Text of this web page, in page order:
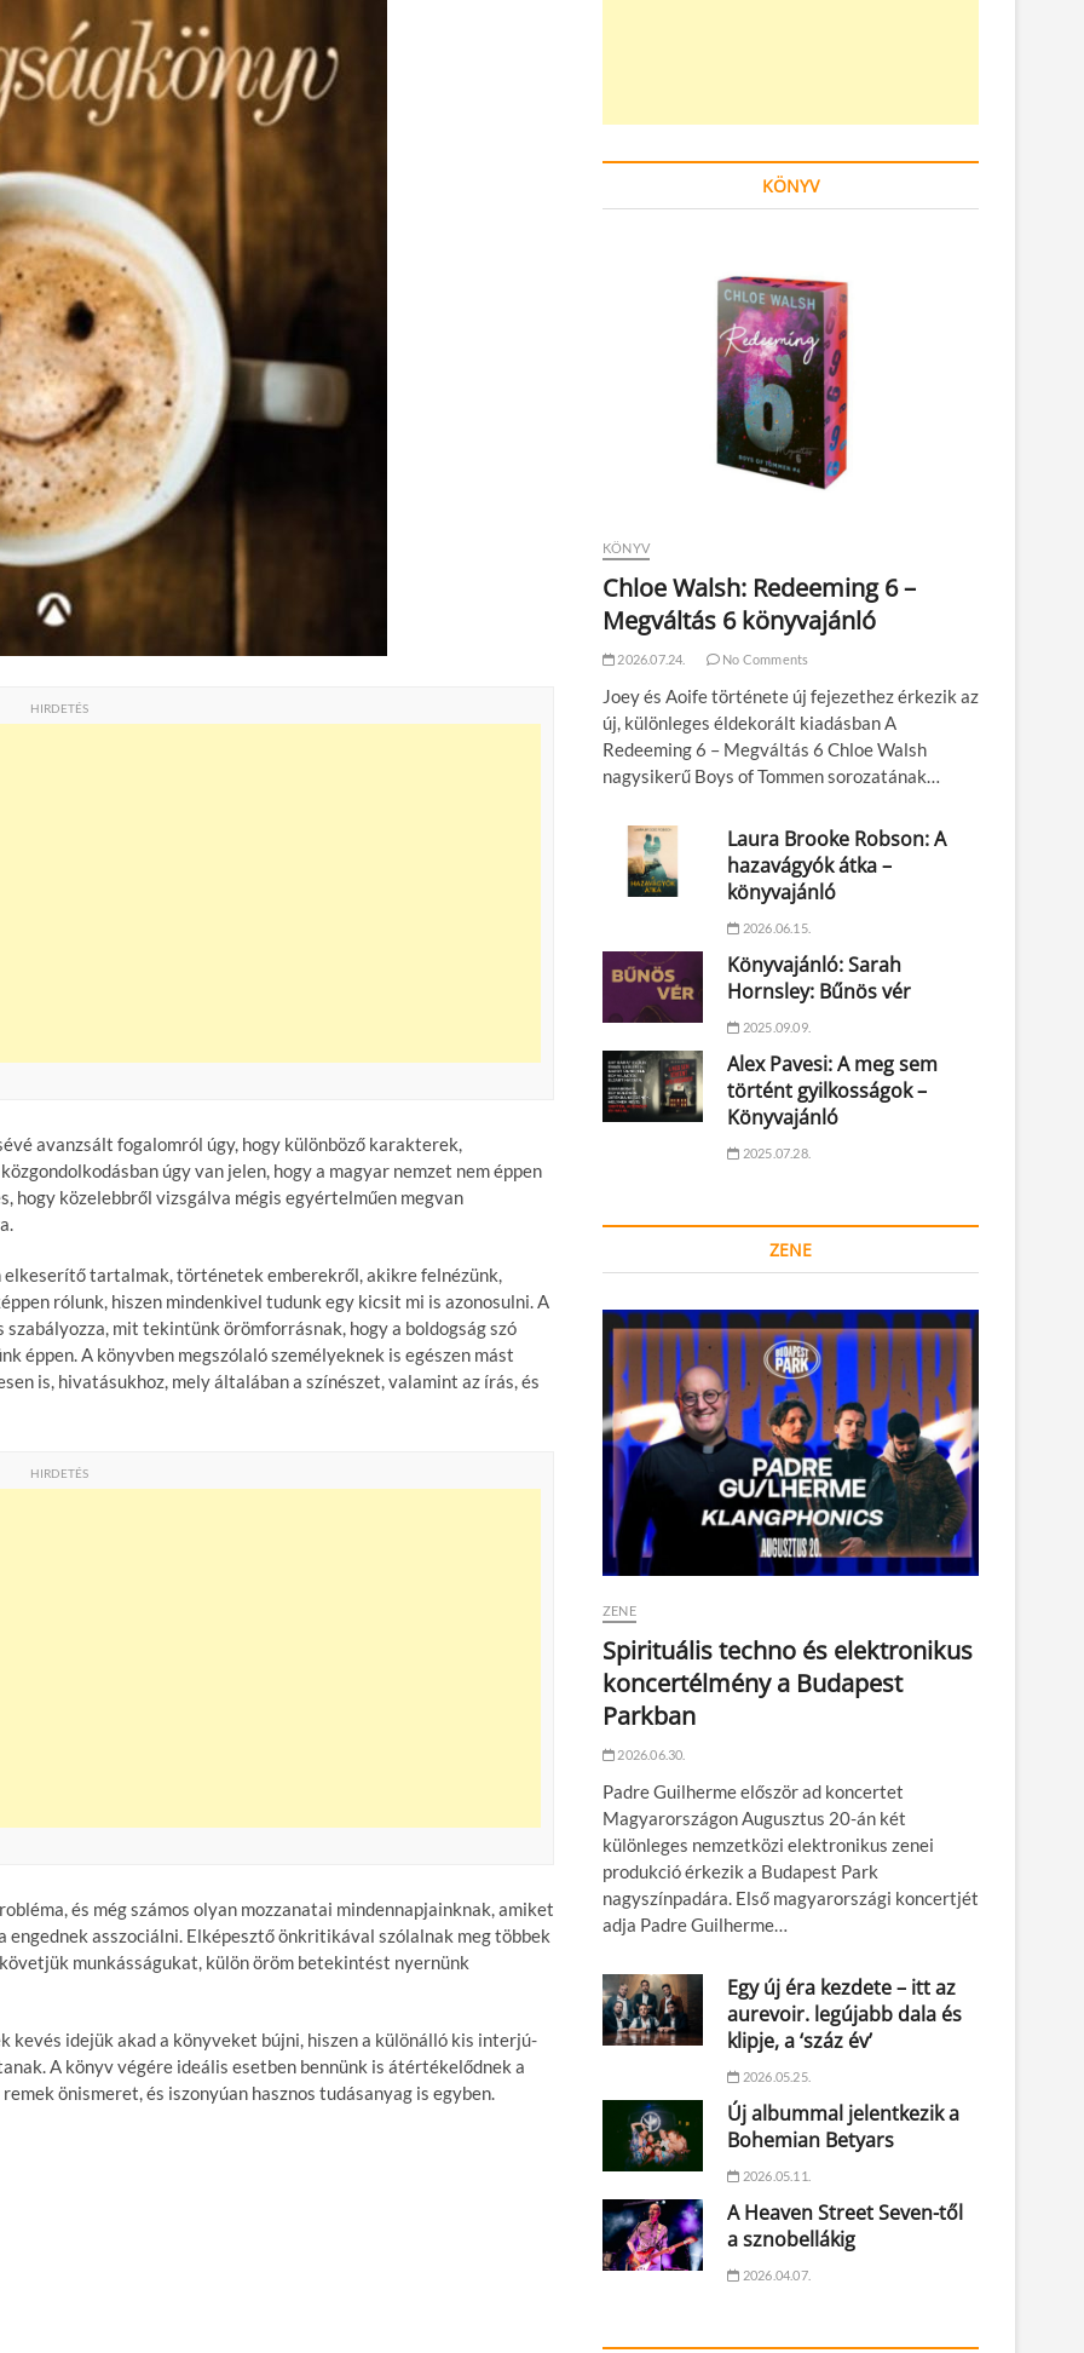
HIRDETÉS
avanzsált fogalomról úgy, hogy különböző karakterek,
úgy van jelen, hogy a magyar nemzet nem éppen
hogy közelebbről vizsgálva mégis egyértelműen megvan
elkeserítő tartalmak, történetek emberekről, akikre felnézünk,
rólunk, hiszen mindenkivel tudunk egy kicsit mi is azonosulni. A
mit tekintünk örömforrásnak, hogy a boldogság szó
A könyvben megszólaló személyeknek is egészen mást
is, hivatásukhoz, mely általában a színészet, valamint az írás, és
HIRDETÉS
és még számos olyan mozzanatai mindennapjainknak, amiket
engednek asszociálni. Elképesztő önkritikával szólalnak meg többek
munkásságukat, külön öröm betekintést nyernünk
kevés idejük akad a könyveket bújni, hiszen a különálló kis interjú-
A könyv végére ideális esetben bennünk is átértékelődnek a
önismeret, és iszonyúan hasznos tudásanyag is egyben.
KÖNYV
KÖNYV
Chloe Walsh: Redeeming 6 –
Megváltás 6 könyvajánló
2026.07.24. No Comments
Joey és Aoife története új fejezethez érkezik az
új, különleges éldekorált kiadásban A
Redeeming 6 – Megváltás 6 Chloe Walsh
nagysikerű Boys of Tommen sorozatának…
Laura Brooke Robson: A
hazavágyók átka –
könyvajánló
2026.06.15.
Könyvajánló: Sarah
Hornsley: Bűnös vér
2025.09.09.
Alex Pavesi: A meg sem
történt gyilkosságok –
Könyvajánló
2025.07.28.
ZENE
ZENE
Spirituális techno és elektronikus
koncertélmény a Budapest
Parkban
2026.06.30.
Padre Guilherme először ad koncertet
Magyarországon Augusztus 20-án két
különleges nemzetközi elektronikus zenei
produkció érkezik a Budapest Park
nagyszínpadára. Első magyarországi koncertjét
adja Padre Guilherme…
Egy új éra kezdete – itt az
aurevoir. legújabb dala és
klipje, a ‘száz év’
2026.05.25.
Új albummal jelentkezik a
Bohemian Betyars
2026.05.11.
A Heaven Street Seven-től
a sznobellákig
2026.04.07.